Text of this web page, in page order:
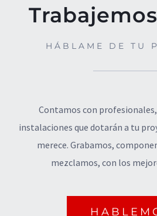
HÁBLAME DE TU
Contamos con
instalaciones que dotarán a tu
merece. Grabamos,
mezclamos, con los